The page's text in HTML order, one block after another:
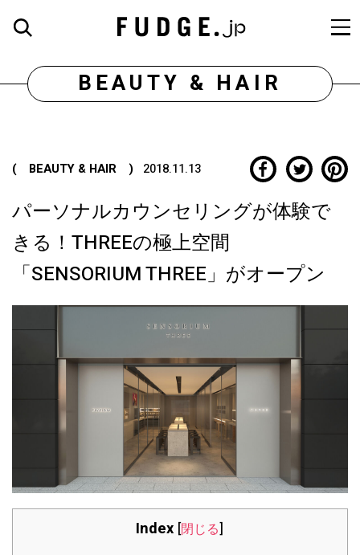
BEAUTY & HAIR
( BEAUTY & HAIR ) 2018.11.13
パーソナルカウンセリングが体験で
きる！THREEの極上空間
「SENSORIUM THREE」がオープン
Index [閉じる]